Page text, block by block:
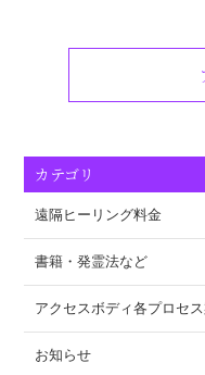
カテゴリ
遠隔ヒーリング料金
書籍・発霊法など
アクセスボディ各プロセ
お知らせ